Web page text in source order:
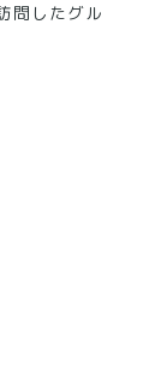
問したグル